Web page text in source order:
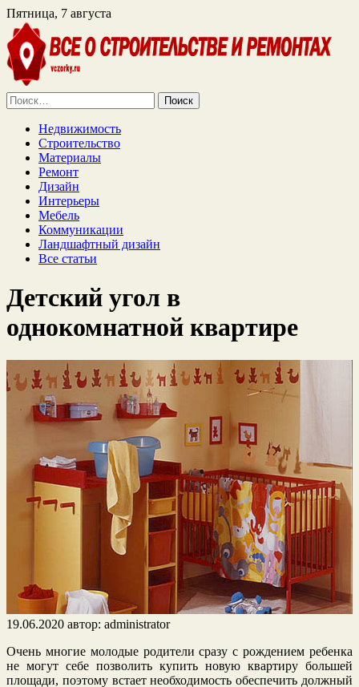
Пятница, 7 августа
Найти:
Недвижимость
Строительство
Материалы
Ремонт
Дизайн
Интерьеры
Мебель
Коммуникации
Ландшафтный дизайн
Все статьи
Детский угол в
однокомнатной квартире
19.06.2020 автор: administrator
Очень многие молодые родители сразу с рождением ребенка
не могут себе позволить купить новую квартиру большей
площади, поэтому встает необходимость обеспечить должный